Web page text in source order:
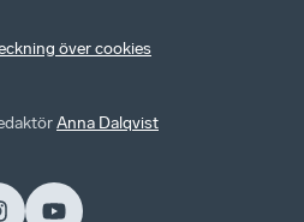
över cookies
Anna Dalqvist